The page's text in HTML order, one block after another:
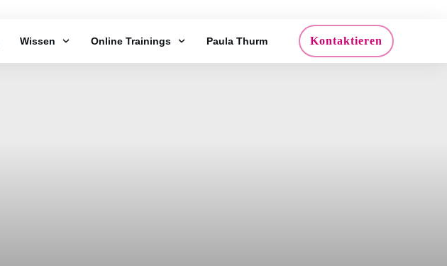
Wissen Online Trainings Paula Thurm Kontaktieren